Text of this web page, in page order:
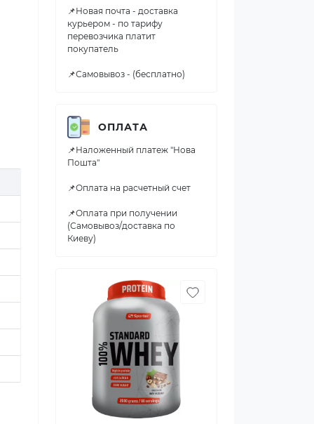
📌Новая почта - доставка
курьером - по тарифу
перевозчика платит
покупатель
📌Самовывоз - (бесплатно)
ОПЛАТА
📌Наложенный платеж "Нова
Пошта"
📌Оплата на расчетный счет
📌Оплата при получении
(Самовывоз/доставка по
Киеву)